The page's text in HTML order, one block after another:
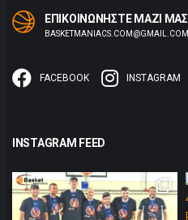
ΕΠΙΚΟΙΝΩΝΗΣΤΕ ΜΑΖΙ ΜΑΣ
BASKETMANIACS.COM@GMAIL.COM
FACEBOOK INSTAGRAM
INSTAGRAM FEED